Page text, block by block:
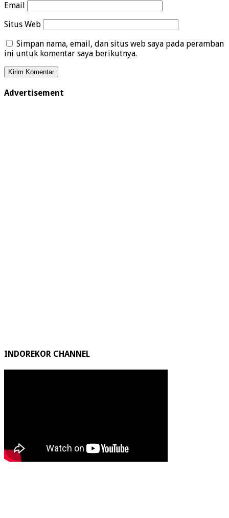
Email
Situs Web
Simpan nama, email, dan situs web saya pada peramban
ini untuk komentar saya berikutnya.
Advertisement
INDOREKOR CHANNEL